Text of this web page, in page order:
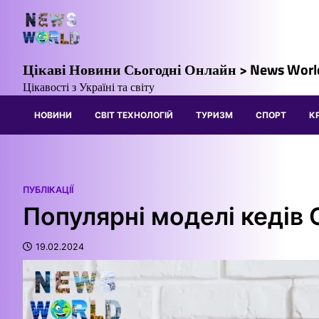
вмісту
Цікаві Новини Сьогодні Онлайн > News
Цікавості з Україні та світу
НОВИНИ СВІТ ТЕХНОЛОГІЙ ТУРИЗМ СПОРТ
ПУБЛІКАЦІЇ
Популярні моделі
19.02.2024